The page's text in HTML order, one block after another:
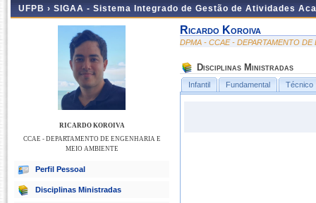
UFPB › SIGAA - Sistema Integrado de Gestão de Atividades
RICARDO KOROIVA
CCAE - DEPARTAMENTO DE ENGENHARIA E
MEIO AMBIENTE
Perfil Pessoal
Disciplinas Ministradas
Ricardo Koroiva
DPMA - CCAE - DEPARTAMENTO
Disciplinas Ministradas
Infantil Fundamental Técnico